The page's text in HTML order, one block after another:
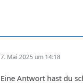
7. Mai 2025 um 14:18
Eine Antwort hast du